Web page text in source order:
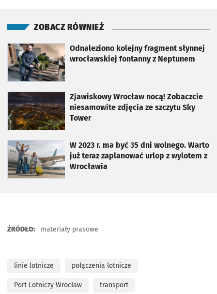
ZOBACZ RÓWNIEŻ
Odnaleziono kolejny fragment słynnej
wrocławskiej fontanny z Neptunem
otworzy się w nowej karcie
Zjawiskowy Wrocław nocą! Zobaczcie
niesamowite zdjęcia ze szczytu Sky
Tower
otworzy się w nowej karcie
W 2023 r. ma być 35 dni wolnego. Warto
już teraz zaplanować urlop z wylotem z
Wrocławia
otworzy się w nowej karcie
ŹRÓDŁO: materiały prasowe
linie lotnicze połączenia lotnicze
Port Lotniczy Wrocław transport